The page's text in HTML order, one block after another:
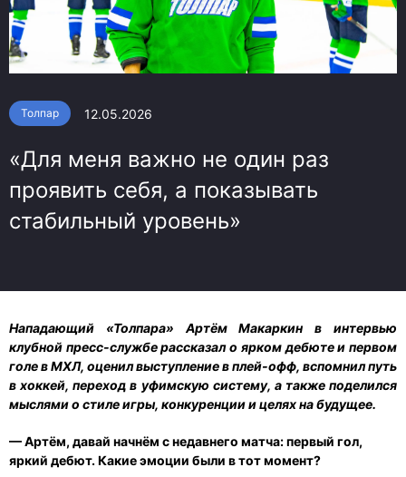
Толпар 12.05.2026
«Для меня важно не один раз
проявить себя, а показывать
стабильный уровень»
Нападающий «Толпара» Артём Макаркин в интервью
клубной пресс-службе рассказал о ярком дебюте и первом
голе в МХЛ, оценил выступление в плей-офф, вспомнил путь
в хоккей, переход в уфимскую систему, а также поделился
мыслями о стиле игры, конкуренции и целях на будущее.
— Артём, давай начнём с недавнего матча: первый гол,
яркий дебют. Какие эмоции были в тот момент?